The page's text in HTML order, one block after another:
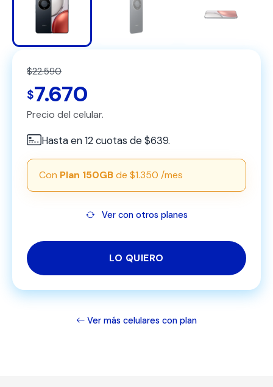
$22.590
$7.670
Precio del celular.
Hasta en 12 cuotas de $639.
Con Plan 150GBde $1.350 /mes
Ver con otros planes
LO QUIERO
Ver más celulares con plan